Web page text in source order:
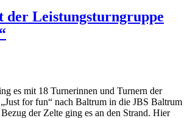
Leistungsturngruppe
es mit 18 Turnerinnen und Turnern der
for fun“ nach Baltrum in die JBS Baltrum
der Zelte ging es an den Strand. Hier